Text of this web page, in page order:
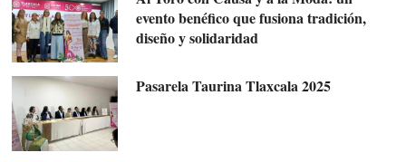
evento benéfico que fusiona tradición,
diseño y solidaridad
Pasarela Taurina Tlaxcala 2025